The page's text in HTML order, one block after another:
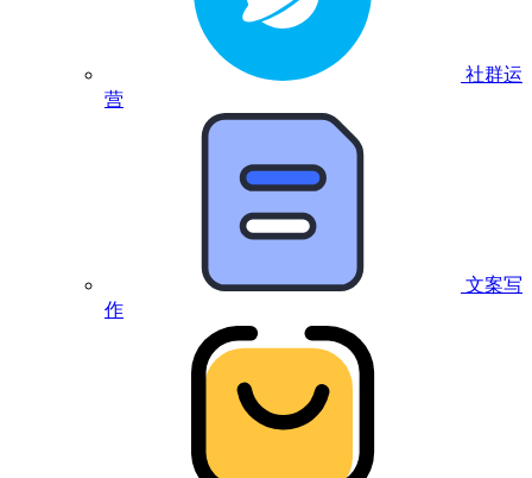
社群运
营
文案写
作